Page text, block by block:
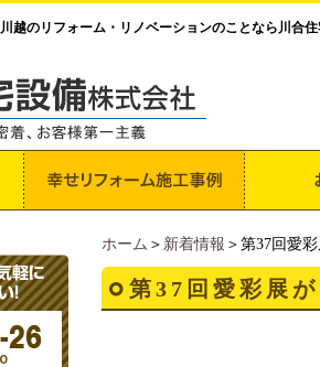
川越のリフォーム・リノベーションのことなら川合住
ホーム ＞ 新着情報 ＞第37回愛
第37回愛彩展